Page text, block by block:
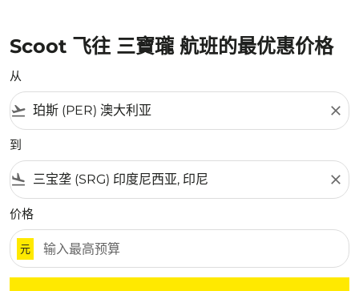
Scoot 飞往 三寶瓏 航班的最优惠价格
从
flight_takeoff close
到
flight_land close
价格
元